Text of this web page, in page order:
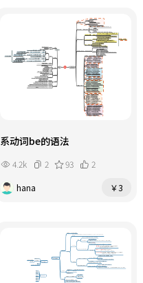
系动词be的语法
4.2k 2 93
2
hana
￥3